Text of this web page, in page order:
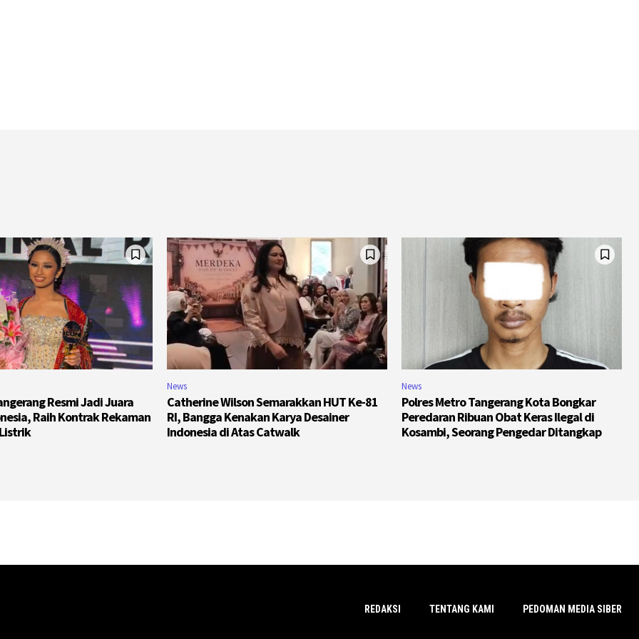
Resmi Jadi Juara
Raih Kontrak Rekaman
News
Catherine Wilson Semarakkan HUT Ke-81
RI, Bangga Kenakan Karya Desainer
Indonesia di Atas Catwalk
News
Polres Metro Tangerang Kota Bongkar
Peredaran Ribuan Obat Keras Ilegal di
Kosambi, Seorang Pengedar Ditangkap
REDAKSI TENTANG KAMI PEDOMAN MEDIA SIBER